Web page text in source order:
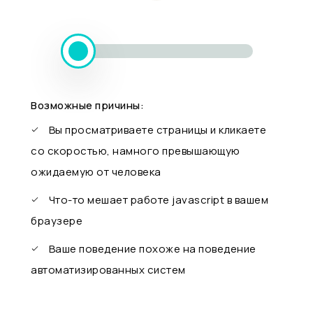
Возможные причины:
Вы просматриваете страницы и кликаете
со скоростью, намного превышающую
ожидаемую от человека
Что-то мешает работе javascript в вашем
браузере
Ваше поведение похоже на поведение
автоматизированных систем